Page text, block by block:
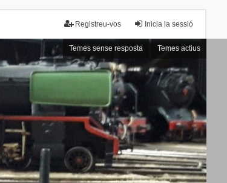
Inicia la sessió
Registreu-vos
Temes sense resposta Temes actius